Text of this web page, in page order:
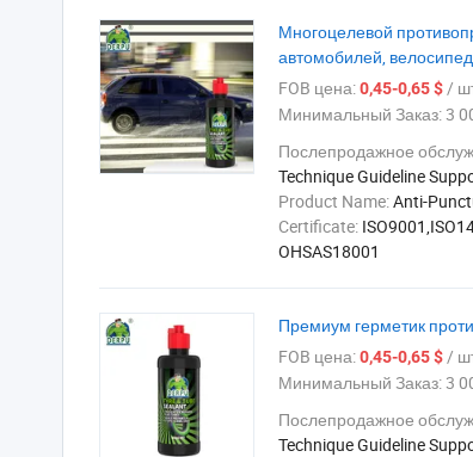
Многоцелевой
автомобилей,
FOB цена:0,45-0,65 $/
Минимальный Заказ:3
Послепродажное
Technique Guideline
Product Name:Anti-
Certificate:
OHSAS18001
Премиум герметик
FOB цена:0,45-0,65 $/
Минимальный Заказ:3
Послепродажное
Technique Guideline